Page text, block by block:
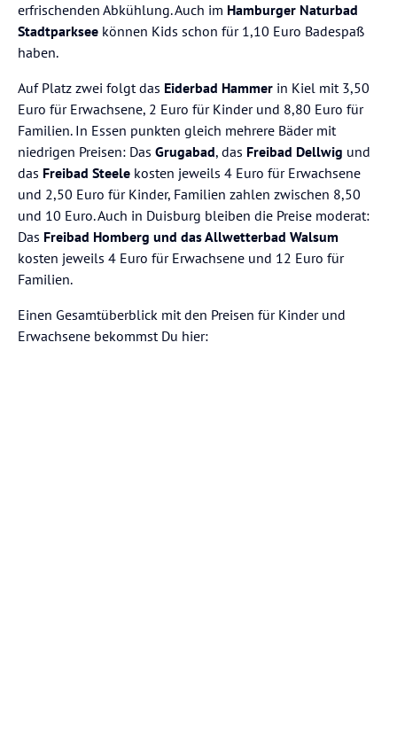
erfrischenden Abkühlung. Auch im Hamburger Naturbad
Stadtparksee können Kids schon für 1,10 Euro Badespaß
haben.
Auf Platz zwei folgt das Eiderbad Hammer in Kiel mit 3,50
Euro für Erwachsene, 2 Euro für Kinder und 8,80 Euro für
Familien. In Essen punkten gleich mehrere Bäder mit
niedrigen Preisen: Das Grugabad, das Freibad Dellwig und
das Freibad Steele kosten jeweils 4 Euro für Erwachsene
und 2,50 Euro für Kinder, Familien zahlen zwischen 8,50
und 10 Euro. Auch in Duisburg bleiben die Preise moderat:
Das Freibad Homberg und das Allwetterbad Walsum
kosten jeweils 4 Euro für Erwachsene und 12 Euro für
Familien.
Einen Gesamtüberblick mit den Preisen für Kinder und
Erwachsene bekommst Du hier: